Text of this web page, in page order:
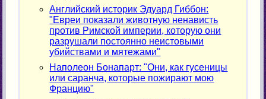
Английский историк Эдуард Гиббон:
"Евреи показали животную ненависть
против Римской империи, которую они
разрушали постоянно неистовыми
убийствами и мятежами"
Наполеон Бонапарт: "Они, как гусеницы
или саранча, которые пожирают мою
Францию"